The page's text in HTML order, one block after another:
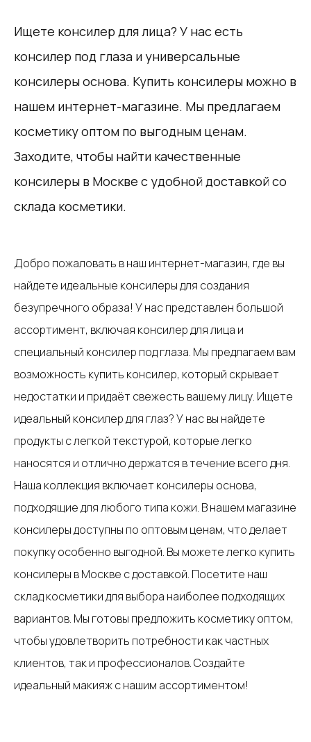
Ищете консилер для лица? У нас есть
консилер под глаза и универсальные
консилеры основа. Купить консилеры можно в
нашем интернет-магазине. Мы предлагаем
косметику оптом по выгодным ценам.
Заходите, чтобы найти качественные
консилеры в Москве с удобной доставкой со
склада косметики.
Добро пожаловать в наш интернет-магазин, где вы
найдете идеальные консилеры для создания
безупречного образа! У нас представлен большой
ассортимент, включая консилер для лица и
специальный консилер под глаза. Мы предлагаем вам
возможность купить консилер, который скрывает
недостатки и придаёт свежесть вашему лицу. Ищете
идеальный консилер для глаз? У нас вы найдете
продукты с легкой текстурой, которые легко
наносятся и отлично держатся в течение всего дня.
Наша коллекция включает консилеры основа,
подходящие для любого типа кожи. В нашем магазине
консилеры доступны по оптовым ценам, что делает
покупку особенно выгодной. Вы можете легко купить
консилеры в Москве с доставкой. Посетите наш
склад косметики для выбора наиболее подходящих
вариантов. Мы готовы предложить косметику оптом,
чтобы удовлетворить потребности как частных
клиентов, так и профессионалов. Создайте
идеальный макияж с нашим ассортиментом!